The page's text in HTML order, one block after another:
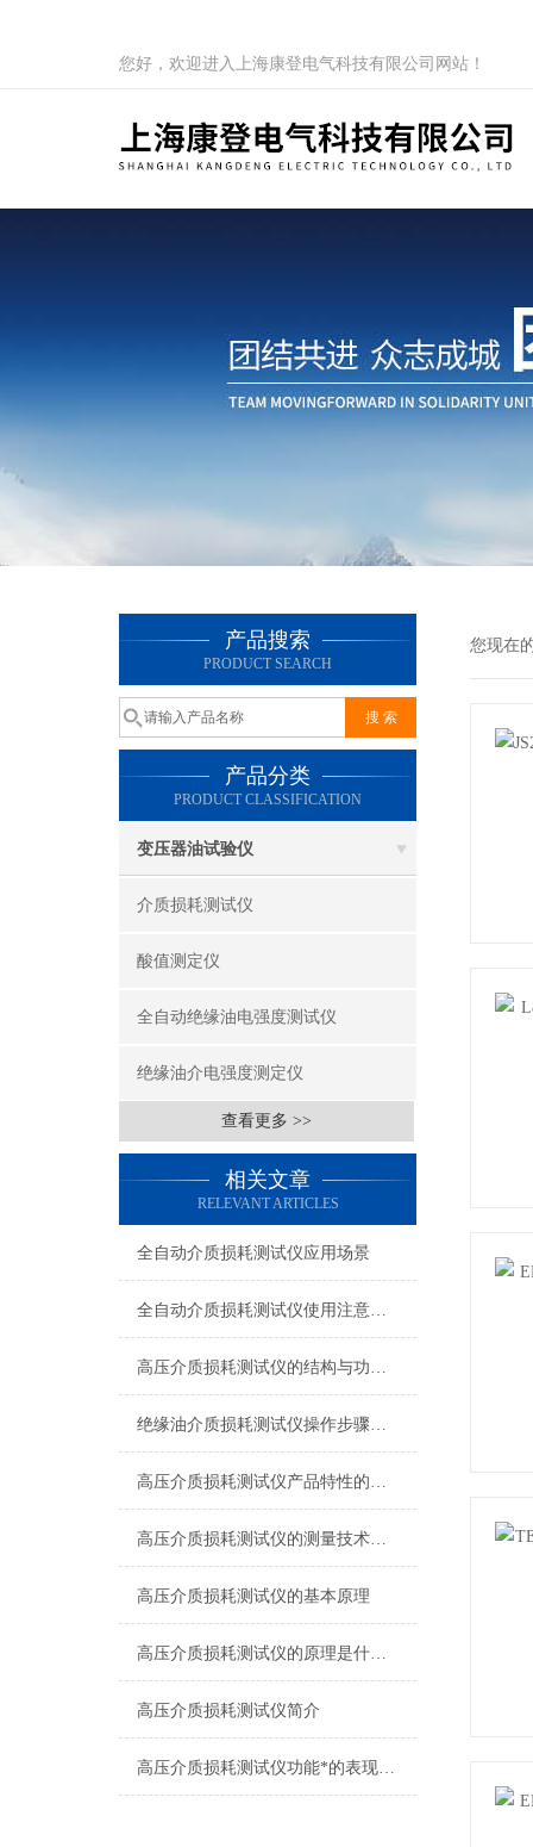
您好，欢迎进入上海康登电气科技有限公司网站！
产品搜索
PRODUCT SEARCH
产品分类
PRODUCT CLASSIFICATION
变压器油试验仪
介质损耗测试仪
酸值测定仪
全自动绝缘油电强度测试仪
绝缘油介电强度测定仪
查看更多 >>
相关文章
RELEVANT ARTICLES
全自动介质损耗测试仪应用场景
全自动介质损耗测试仪使用注意事项
高压介质损耗测试仪的结构与功能说明
绝缘油介质损耗测试仪操作步骤方法
高压介质损耗测试仪产品特性的描述
高压介质损耗测试仪的测量技术亮点
高压介质损耗测试仪的基本原理
高压介质损耗测试仪的原理是什么？
高压介质损耗测试仪简介
高压介质损耗测试仪功能*的表现有哪些
您现在